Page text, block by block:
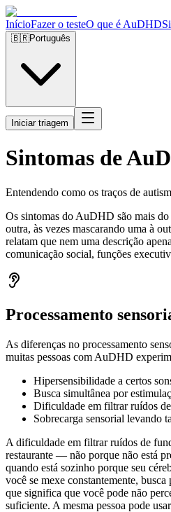
InícioFazer o testeO que é AuDHD
🇧🇷Português
Iniciar triagem
Sintomas de
Entendendo como os traços de
Os sintomas do AuDHD são mais
outra, às vezes mascarando uma à
relatam que nem uma descrição
comunicação social, funções
Processamento
As diferenças no processamento
muitas pessoas com AuDHD
Hipersensibilidade a certos
Busca simultânea por
Dificuldade em filtrar ruídos
Sobrecarga sensorial levando
A dificuldade em filtrar ruídos de
restaurante — não porque não está
quando está sozinho porque seu
você se mexe constantemente,
que significa que você pode não
suficiente. A mesma pessoa pode